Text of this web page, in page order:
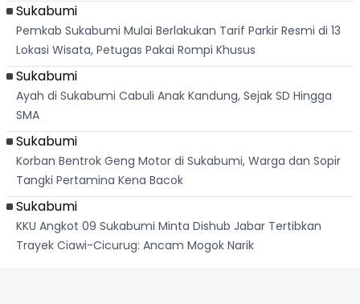
Sukabumi
Pemkab Sukabumi Mulai Berlakukan Tarif Parkir Resmi di 13
Lokasi Wisata, Petugas Pakai Rompi Khusus
Sukabumi
Ayah di Sukabumi Cabuli Anak Kandung, Sejak SD Hingga
SMA
Sukabumi
Korban Bentrok Geng Motor di Sukabumi, Warga dan Sopir
Tangki Pertamina Kena Bacok
Sukabumi
KKU Angkot 09 Sukabumi Minta Dishub Jabar Tertibkan
Trayek Ciawi-Cicurug: Ancam Mogok Narik